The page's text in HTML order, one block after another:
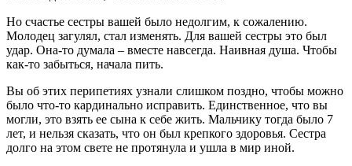
Но счастье сестры вашей было недолгим, к сожалению.
Молодец загулял, стал изменять. Для вашей сестры это был
удар. Она-то думала – вместе навсегда. Наивная душа. Чтобы
как-то забыться, начала пить.
Вы об этих перипетиях узнали слишком поздно, чтобы можно
было что-то кардинально исправить. Единственное, что вы
могли, это взять ее сына к себе жить. Мальчику тогда было 7
лет, и нельзя сказать, что он был крепкого здоровья. Сестра
долго на этом свете не протянула и ушла в мир иной.